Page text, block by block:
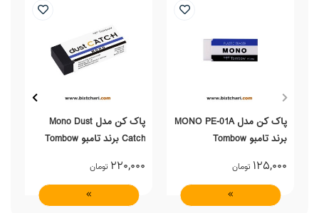
پاک کن مدل MONO PE-01A
برند تامبو Tombow
125,000 تومان
پاک کن مدل Mono Dust
Catch برند تامبو Tombow
220,000 تومان